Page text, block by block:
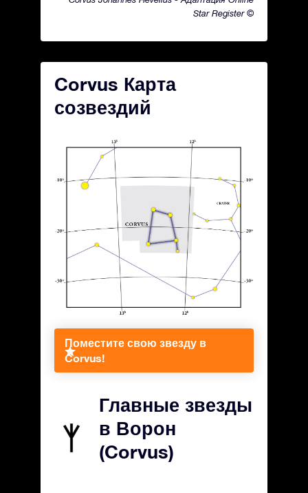
Star Register ©
Corvus Карта
созвездий
Поместите свою звезду в
Corvus!
Главные звезды
в Ворон
(Corvus)